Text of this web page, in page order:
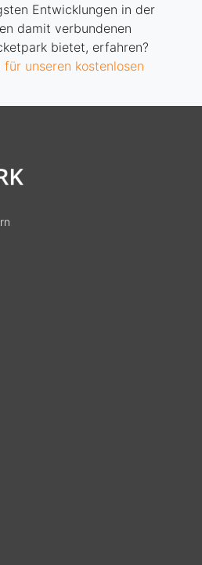
Entwicklungen in der
damit verbundenen
bietet, erfahren?
unseren kostenlosen